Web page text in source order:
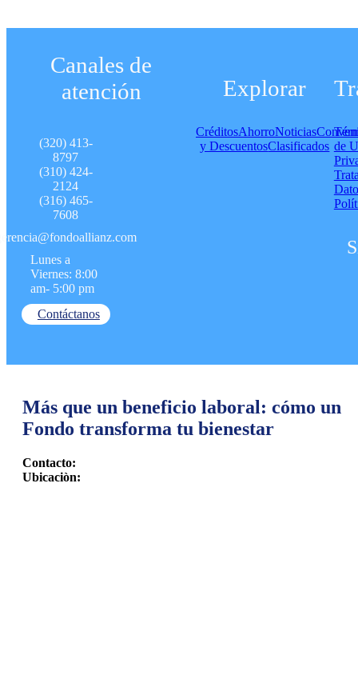
de
Explorar
CréditosAhorroNoticias
y DescuentosClasificados
Canales de
atención
(320) 413-
8797
(310) 424-
2124
(316) 465-
7608
Lunes a
Viernes: 8:00
am- 5:00 pm
Contáctanos
Más que un beneficio laboral: cómo un
Fondo transforma tu bienestar
Contacto:
Ubicaciòn: